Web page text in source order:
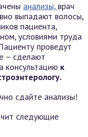
анализы, врач
выпадают волосы,
пациента,
условиями труда
проведут
– сделают
консультацию к
следующие